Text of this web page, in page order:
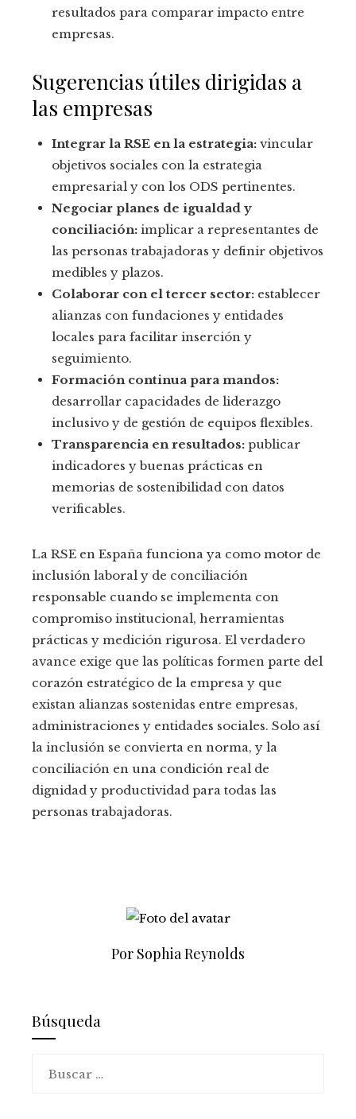
resultados para comparar impacto entre
empresas.
Sugerencias útiles dirigidas a
las empresas
Integrar la RSE en la estrategia: vincular
objetivos sociales con la estrategia
empresarial y con los ODS pertinentes.
Negociar planes de igualdad y
conciliación: implicar a representantes de
las personas trabajadoras y definir objetivos
medibles y plazos.
Colaborar con el tercer sector: establecer
alianzas con fundaciones y entidades
locales para facilitar inserción y
seguimiento.
Formación continua para mandos:
desarrollar capacidades de liderazgo
inclusivo y de gestión de equipos flexibles.
Transparencia en resultados: publicar
indicadores y buenas prácticas en
memorias de sostenibilidad con datos
verificables.
La RSE en España funciona ya como motor de
inclusión laboral y de conciliación
responsable cuando se implementa con
compromiso institucional, herramientas
prácticas y medición rigurosa. El verdadero
avance exige que las políticas formen parte del
corazón estratégico de la empresa y que
existan alianzas sostenidas entre empresas,
administraciones y entidades sociales. Solo así
la inclusión se convierta en norma, y la
conciliación en una condición real de
dignidad y productividad para todas las
personas trabajadoras.
Por Sophia Reynolds
Búsqueda